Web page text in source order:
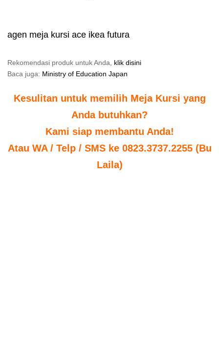
agen meja kursi ace ikea futura
Rekomendasi produk untuk Anda, klik disini
Baca juga: Ministry of Education Japan
Kesulitan untuk memilih Meja Kursi yang
Anda butuhkan?
Kami siap membantu Anda!
Atau WA / Telp / SMS ke 0823.3737.2255 (Bu
Laila)